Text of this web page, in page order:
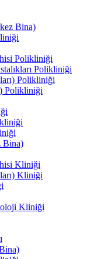
Bina)
Polikliniği
Polikliniği
Polikliniği
Polikliniği
Bina)
Kliniği
Kliniği
Kliniği